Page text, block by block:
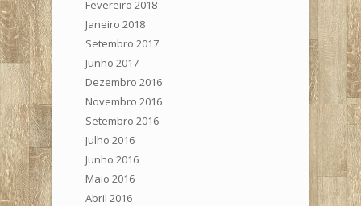
Fevereiro 2018
Janeiro 2018
Setembro 2017
Junho 2017
Dezembro 2016
Novembro 2016
Setembro 2016
Julho 2016
Junho 2016
Maio 2016
Abril 2016